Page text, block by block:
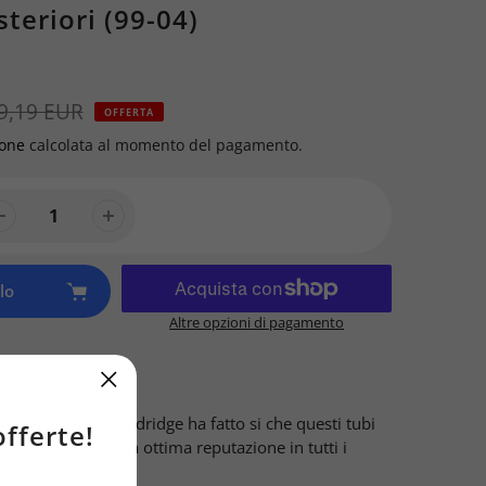
(99-04)
EUR OFFERTA
calcolata al momento del pagamento.
Altre opzioni di pagamento
aeronautici Goodridge ha fatto si che questi tubi
vantare una ottima reputazione in tutti i